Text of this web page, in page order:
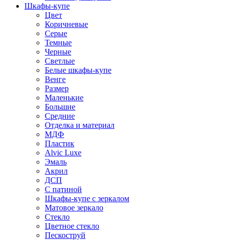
Шкафы-купе
Цвет
Коричневые
Серые
Темные
Черные
Светлые
Белые шкафы-купе
Венге
Размер
Маленькие
Большие
Средние
Отделка и материал
МДФ
Пластик
Alvic Luxe
Эмаль
Акрил
ДСП
С патиной
Шкафы-купе с зеркалом
Матовое зеркало
Стекло
Цветное стекло
Пескоструй